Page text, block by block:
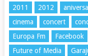
2011 2012
cinema
concert
Europa Fm
Facebook
Future of Media